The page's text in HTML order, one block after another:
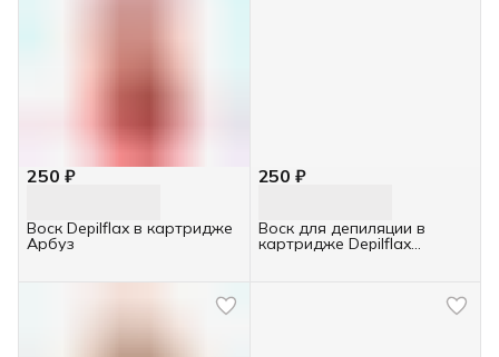
250 ₽
Воск Depilflax в картридже
Арбуз
250 ₽
Воск для депиляции в
картридже Depilflax